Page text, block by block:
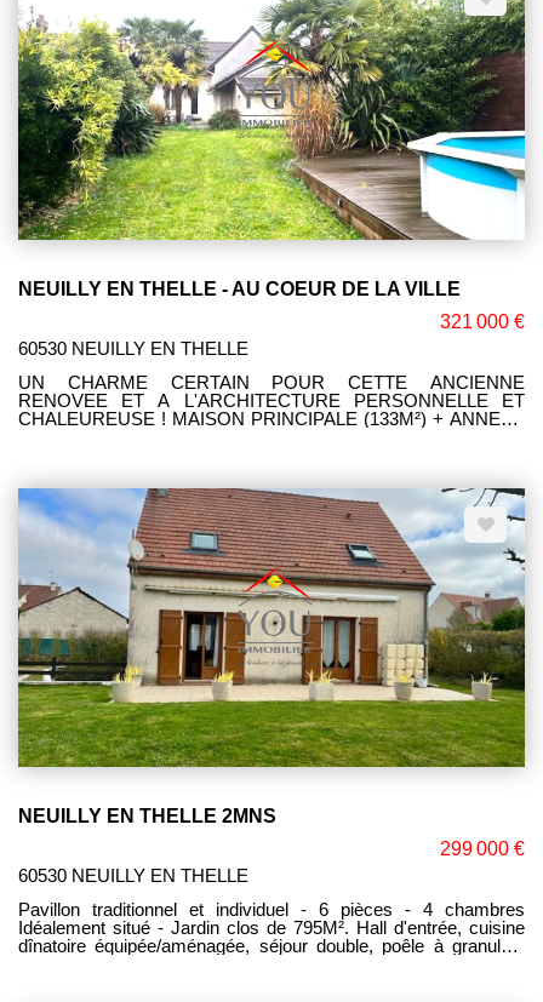
NEUILLY EN THELLE - AU COEUR DE LA VILLE
321 000 €
60530 NEUILLY EN THELLE
UN CHARME CERTAIN POUR CETTE ANCIENNE
RENOVEE ET A L'ARCHITECTURE PERSONNELLE ET
CHALEUREUSE ! MAISON PRINCIPALE (133M²) + ANNEXE
LIBERALES, FAMILLE A RECEVOIR OU ENFANT QUI
SOUHAITE SON INDEPENDANCE). Corinne LEFEVRE (E.I)
RSAC 980.775.340 - TEL. 06.47.93.23.64.
NEUILLY EN THELLE 2MNS
299 000 €
60530 NEUILLY EN THELLE
Pavillon traditionnel et individuel - 6 pièces - 4 chambres
Idéalement situé - Jardin clos de 795M². Hall d'entrée, cuisine
dînatoire équipée/aménagée, séjour double, poêle à granules,